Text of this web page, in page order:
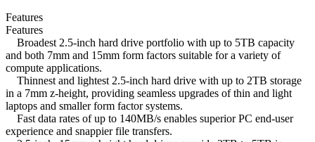
Features
Features
Broadest 2.5-inch hard drive portfolio with up to 5TB capacity
and both 7mm and 15mm form factors suitable for a variety of
compute applications.
Thinnest and lightest 2.5-inch hard drive with up to 2TB storage
in a 7mm z-height, providing seamless upgrades of thin and light
laptops and smaller form factor systems.
Fast data rates of up to 140MB/s enables superior PC end-user
experience and snappier file transfers.